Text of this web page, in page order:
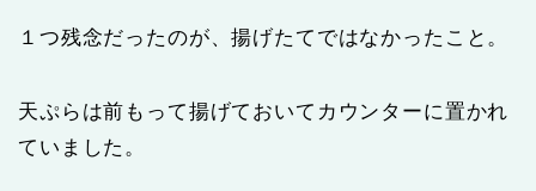
１つ残念だったのが、揚げたてではなかったこと。
天ぷらは前もって揚げておいてカウンターに置かれ
ていました。